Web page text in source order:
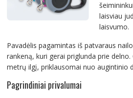
laisviau
laisvumo.
Pavadėlis pagamintas iš patvaraus
rankeną, kuri gerai priglunda prie
metrų ilgį, priklausomai nuo augintinio
Pagrindiniai privalumai